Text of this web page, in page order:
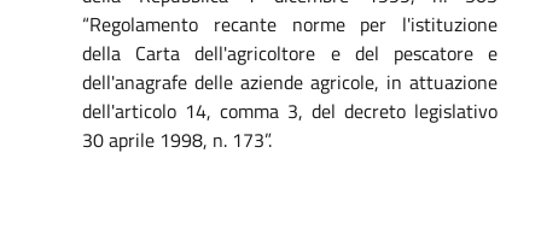
“Regolamento recante norme per l'istituzione
della Carta dell'agricoltore e del pescatore e
dell'anagrafe delle aziende agricole, in attuazione
dell'articolo 14, comma 3, del decreto legislativo
30 aprile 1998, n. 173”.